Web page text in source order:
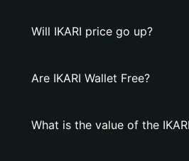
Will IKARI price go up?
Are IKARI Wallet Free?
What is the value of the